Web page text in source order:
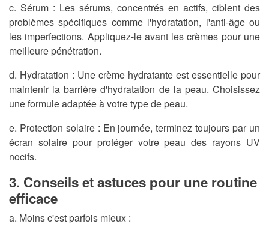
c. Sérum : Les sérums, concentrés en actifs, ciblent des
problèmes spécifiques comme l'hydratation, l'anti-âge ou
les imperfections. Appliquez-le avant les crèmes pour une
meilleure pénétration.
d. Hydratation : Une crème hydratante est essentielle pour
maintenir la barrière d'hydratation de la peau. Choisissez
une formule adaptée à votre type de peau.
e. Protection solaire : En journée, terminez toujours par un
écran solaire pour protéger votre peau des rayons UV
nocifs.
3. Conseils et astuces pour une routine
efficace
a. Moins c'est parfois mieux :